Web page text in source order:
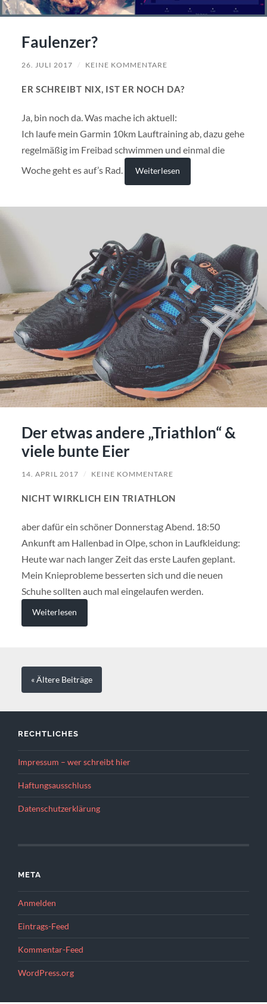
Faulenzer?
26. JULI 2017 / KEINE KOMMENTARE
ER SCHREIBT NIX, IST ER NOCH DA?
Ja, bin noch da. Was mache ich aktuell:
Ich laufe mein Garmin 10km Lauftraining ab, dazu gehe
regelmäßig im Freibad schwimmen und einmal die
Woche geht es auf’s Rad.
Weiterlesen
Der etwas andere „Triathlon“ &
viele bunte Eier
14. APRIL 2017 / KEINE KOMMENTARE
NICHT WIRKLICH EIN TRIATHLON
aber dafür ein schöner Donnerstag Abend. 18:50
Ankunft am Hallenbad in Olpe, schon in Laufkleidung:
Heute war nach langer Zeit das erste Laufen geplant.
Mein Knieprobleme besserten sich und die neuen
Schuhe sollten auch mal eingelaufen werden.
Weiterlesen
« ÄltereBeiträge
RECHTLICHES
Impressum – wer schreibt hier
Haftungsausschluss
Datenschutzerklärung
META
Anmelden
Eintrags-Feed
Kommentar-Feed
WordPress.org